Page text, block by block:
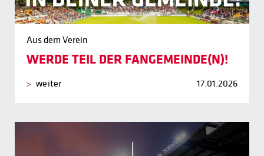
Aus dem Verein
WERDE TEIL DER FANGEMEINDE(N)!
weiter 17.01.2026